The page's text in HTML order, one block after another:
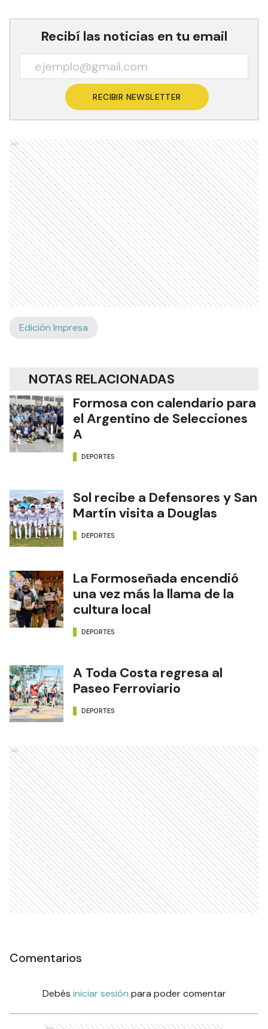
Recibí las noticias en tu email
RECIBIR NEWSLETTER
Ads
Edición Impresa
NOTAS RELACIONADAS
Formosa con calendario para
el Argentino de Selecciones
A
DEPORTES
Sol recibe a Defensores y San
Martín visita a Douglas
DEPORTES
La Formoseñada encendió
una vez más la llama de la
cultura local
DEPORTES
A Toda Costa regresa al
Paseo Ferroviario
DEPORTES
Ads
Comentarios
Debés iniciar sesión para poder comentar
Ads